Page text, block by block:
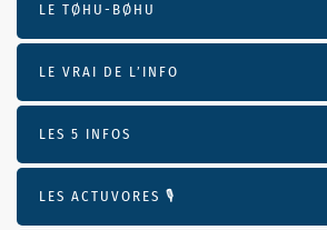
LE TØHU-BØHU
LE VRAI DE L’INFO
LES 5 INFOS
LES ACTUVORES 🎙